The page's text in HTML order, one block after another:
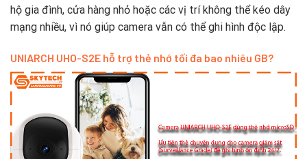
hộ gia đình, cửa hàng nhỏ hoặc các vị tríkhông thểkéo dây
mạng nhiều, vì nó giúp camera vẫn có thểghi hình độc lập.
UNIARCH UHO-S2E hỗ trợ thẻ nhớ tối đa bao nhiêu GB?